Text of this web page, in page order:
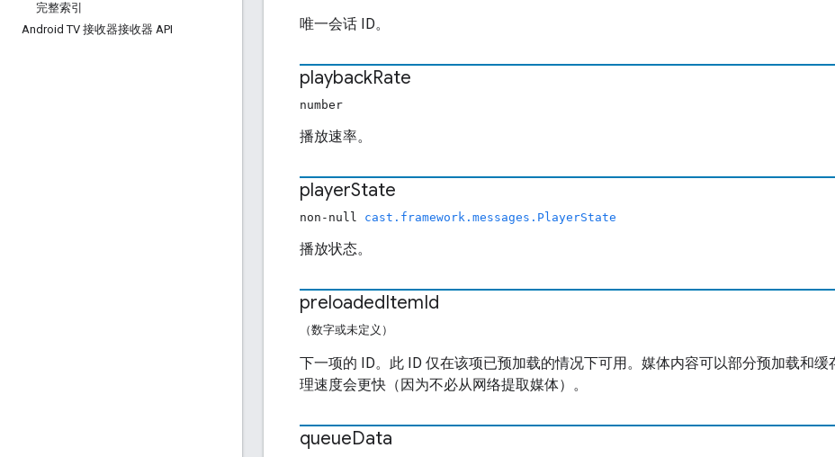
完整索引
Android TV 接收器接收器 API
唯一会话 ID。
playbackRate
number
播放速率。
playerState
non-null cast.framework.messages.PlayerState
播放状态。
preloadedItemId
（数字或未定义）
下一项的 ID。此 ID 仅在该项已预加载的情况下可用。媒体内容可以部分预加载和
理速度会更快（因为不必从网络提取媒体）。
queueData